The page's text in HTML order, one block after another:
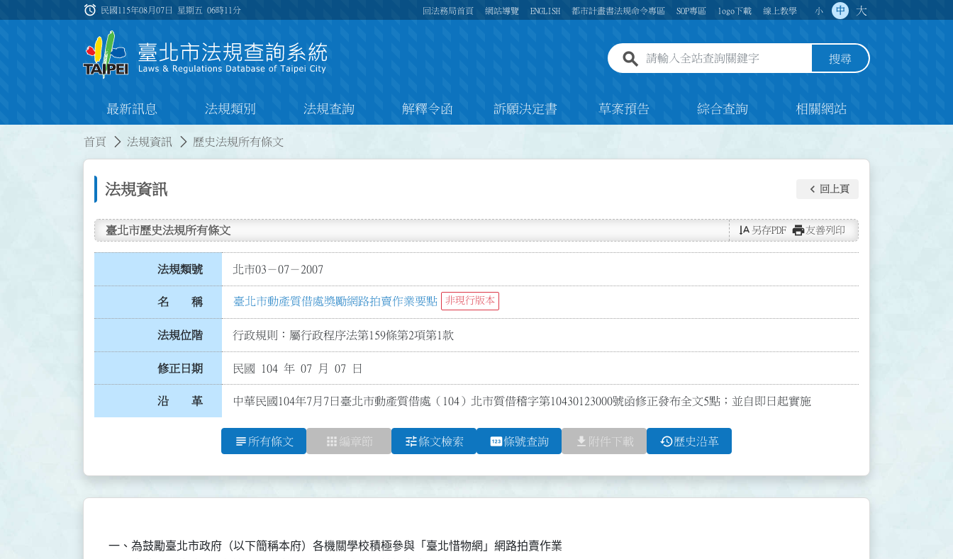
:::
alarm 民國115年08月07日 星期五06時11分 回法務局首頁 網站導覽 ENGLISH 都市計畫書法規命令專區 SOP專區 logo下載 線上教學 小 中 大
全站查詢關鍵字欄位 搜尋
最新訊息 法規類別 法規查詢 解釋令函 訴願決定書 草案預告 綜合查詢 相關網站
首頁 法規資訊 歷史法規所有條文
法規資訊 keyboard_arrow_left 回上頁
臺北市歷史法規所有條文 text_rotate_vertical 另存PDF print友善列印
法規類號 北市03－07－2007
名 稱 臺北市動產質借處獎勵網路拍賣作業要點 非現行版本
法規位階 行政規則：屬行政程序法第159條第2項第1款
修正日期 民國 104 年 07 月 07 日
沿 革 中華民國104年7月7日臺北市動產質借處（104）北市質借稽字第10430123000號函修正發布全文5點；並自即日起實施
subject 所有條文 apps 編章節 tune條文檢索 pin條號查詢 file_download 附件下載 history歷史沿革
一、為鼓勵臺北市政府（以下簡稱本府）各機關學校積極參與「臺北惜物網」網路拍賣作業